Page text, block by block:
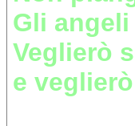
Gli
Veglierò
e